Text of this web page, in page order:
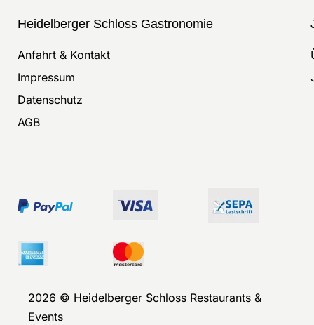
Heidelberger Schloss Gastronomie
Anfahrt & Kontakt
Impressum
Datenschutz
AGB
2026 © Heidelberger Schloss Restaurants &
Events